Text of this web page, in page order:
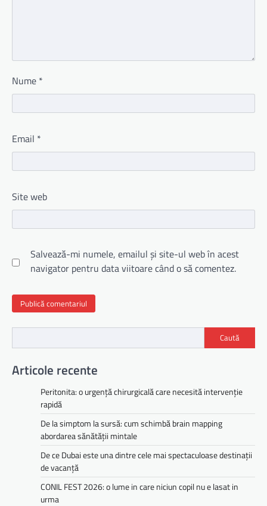
Nume *
Email *
Site web
Salvează-mi numele, emailul și site-ul web în acest
navigator pentru data viitoare când o să comentez.
Caută
Articole recente
Peritonita: o urgență chirurgicală care necesită intervenție
rapidă
De la simptom la sursă: cum schimbă brain mapping
abordarea sănătății mintale
De ce Dubai este una dintre cele mai spectaculoase destinații
de vacanță
CONIL FEST 2026: o lume in care niciun copil nu e lasat in
urma